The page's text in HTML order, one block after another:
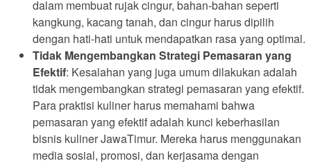
dalam membuat rujak cingur, bahan-bahan seperti
kangkung, kacang tanah, dan cingur harus dipilih
dengan hati-hati untuk mendapatkan rasa yang optimal.
Tidak Mengembangkan Strategi Pemasaran yang
Efektif: Kesalahan yang juga umum dilakukan adalah
tidak mengembangkan strategi pemasaran yang efektif.
Para praktisi kuliner harus memahami bahwa
pemasaran yang efektif adalah kunci keberhasilan
bisnis kuliner JawaTimur. Mereka harus menggunakan
media sosial, promosi, dan kerjasama dengan